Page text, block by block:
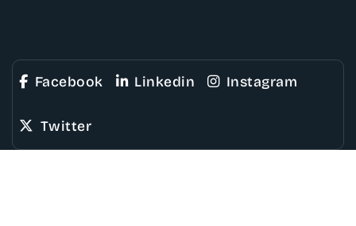
Facebook Linkedin Instagram
Twitter